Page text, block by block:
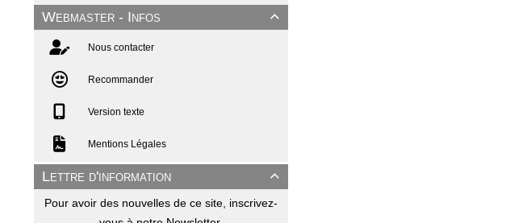

Webmaster - Infos
Nous contacter
Recommander
Version texte
Mentions Légales

Lettre d'information
Pour avoir des nouvelles de ce site, inscrivez-